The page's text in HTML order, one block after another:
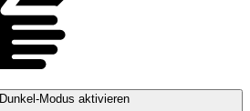
Dunkel-Modus aktivieren